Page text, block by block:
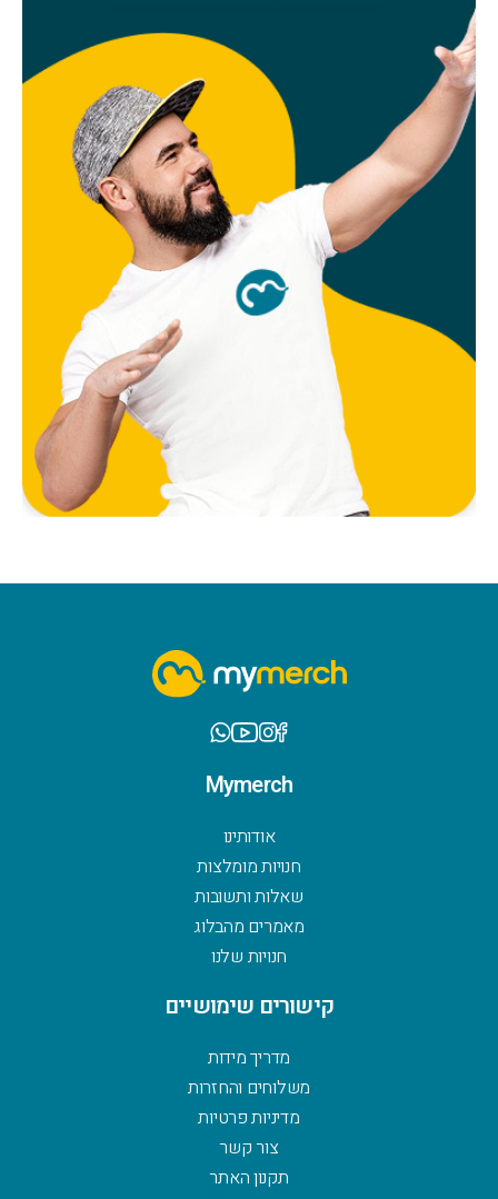
Mymerch
אודותינו
חנויות מומלצות
שאלות ותשובות
מאמרים מהבלוג
חנויות שלנו
קישורים שימושיים
מדריך מידות
משלוחים והחזרות
מדיניות פרטיות
צור קשר
תקנון האתר